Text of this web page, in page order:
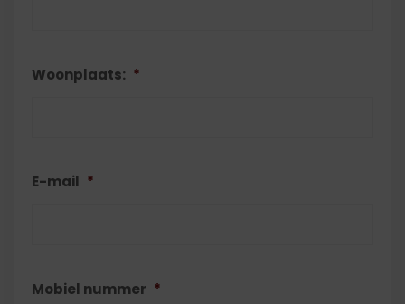
Woonplaats: *
E-mail *
Mobiel nummer *